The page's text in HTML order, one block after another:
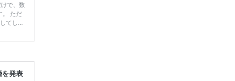
で、数
。 ただ
てしま
ハナユ
を発表